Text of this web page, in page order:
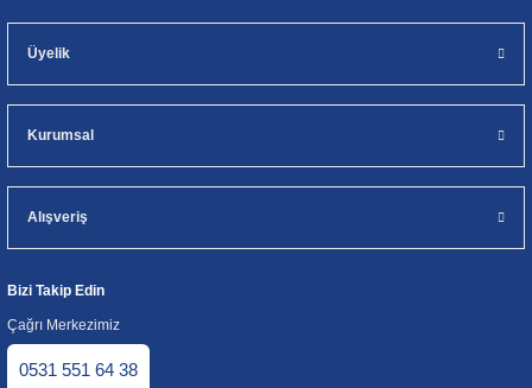
Üyelik
Kurumsal
Alışveriş
Bizi Takip Edin
Çağrı Merkezimiz
0531 551 64 38